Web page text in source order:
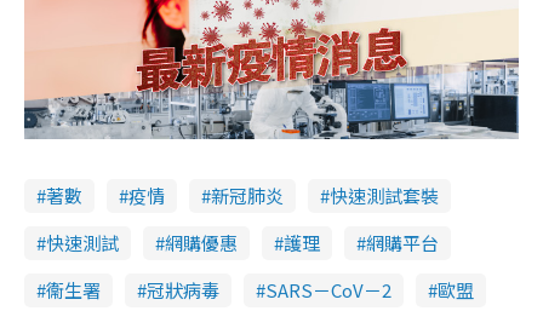
著數 疫情 新冠肺炎
快速測試套裝
快速測試
網購優惠 護理
網購平台
衞生署
冠狀病毒 SARS－CoV－2 歐盟